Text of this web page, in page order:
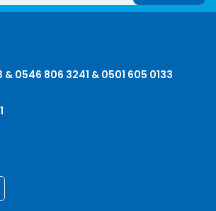
& 0546 806 3241 & 0501 605 0133